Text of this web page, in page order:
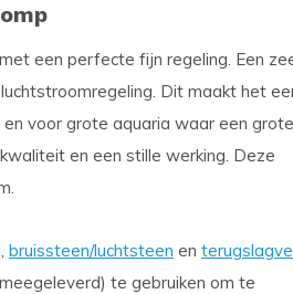
een perfecte fijn regeling. Een
Dit maakt het
voor grote aquaria waar een
en een stille werking. Deze
, bruissteen/luchtsteen en
te gebruiken om te